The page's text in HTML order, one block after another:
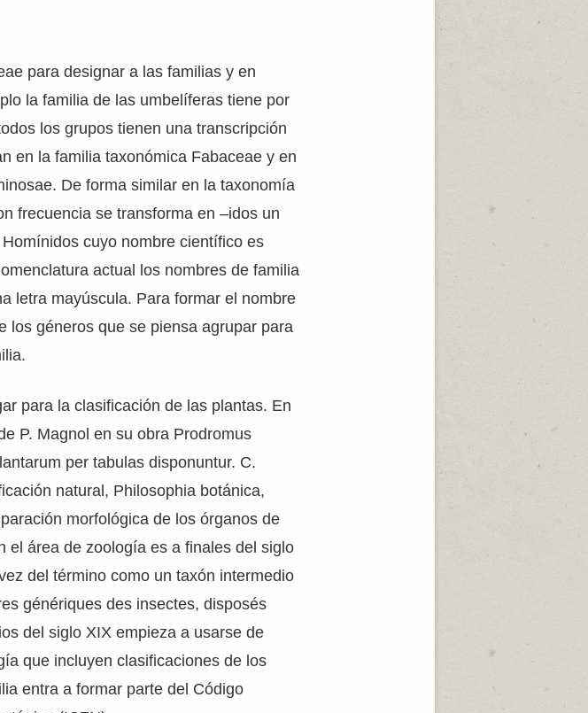
para designar a las familias y en
la familia de las umbelíferas tiene por
los grupos tienen una transcripción
en la familia taxonómica Fabaceae y en
De forma similar en la taxonomía
frecuencia se transforma en –idos un
cuyo nombre científico es
actual los nombres de familia
letra mayúscula. Para formar el nombre
los géneros que se piensa agrupar para
para la clasificación de las plantas. En
P. Magnol en su obra Prodromus
per tabulas disponuntur. C.
natural, Philosophia botánica,
morfológica de los órganos de
el área de zoología es a finales del siglo
del término como un taxón intermedio
génériques des insectes, disposés
del siglo XIX empieza a usarse de
que incluyen clasificaciones de los
entra a formar parte del Código